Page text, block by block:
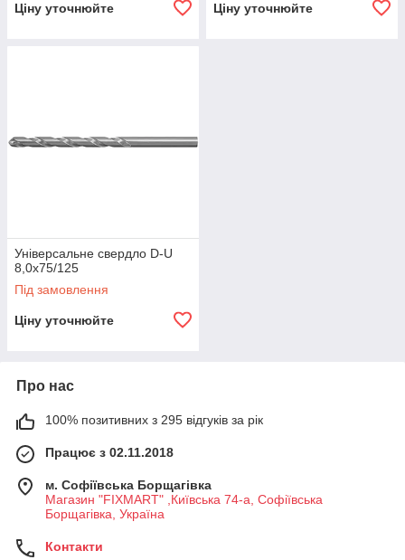
Ціну уточнюйте Ціну уточнюйте
Універсальне свердло D-U
8,0x75/125
Під замовлення
Ціну уточнюйте
Про нас
100% позитивних з 295 відгуків за рік
Працює з 02.11.2018
м. Софіївська Борщагівка
Магазин "FIXMART" ,Київська 74-a, Софіївська
Борщагівка, Україна
Контакти